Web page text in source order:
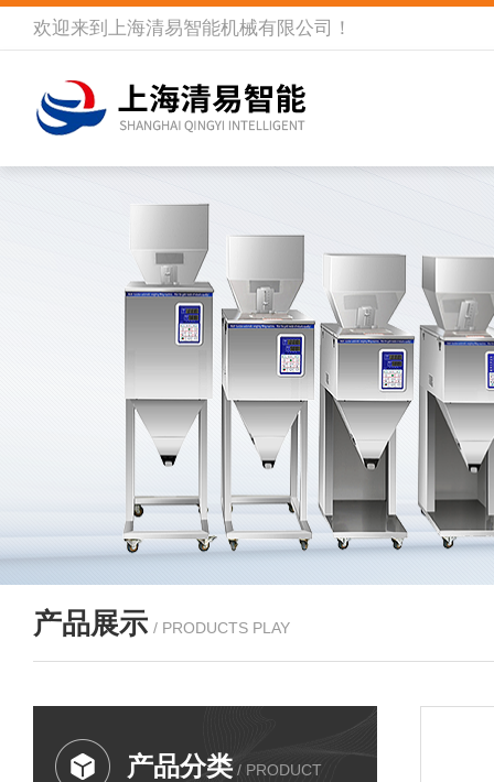
欢迎来到 上海清易智能机械有限公司 ！
产品展示 / PRODUCTS PLAY
产品分类 / PRODUCT